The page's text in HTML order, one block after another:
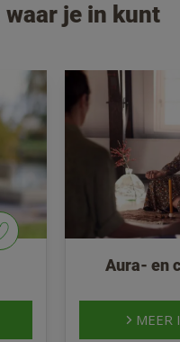
je in kunt
Aura- en
MEER